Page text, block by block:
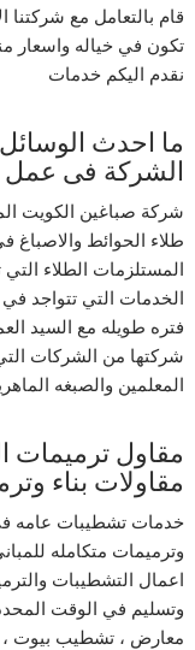
قام بالتعامل مع
تكون في خياله واسعار
نقدم اليكم خدمات
ما احدث الوسائل
الشركة فى عمل
شركة صباغين الكويت
طلاء الحوائط والاصباغ
المستلزمات الطلاء
الخدمات التي تتواجد
فتره طويله مع السيد
شركتها من الشركات
المعلمين والصبغه
مقاولات بناء
وترميمات متكامله
اعمال التشطيبات
وتسليم في الوقت
معارض ، تشطيب بيوت ،